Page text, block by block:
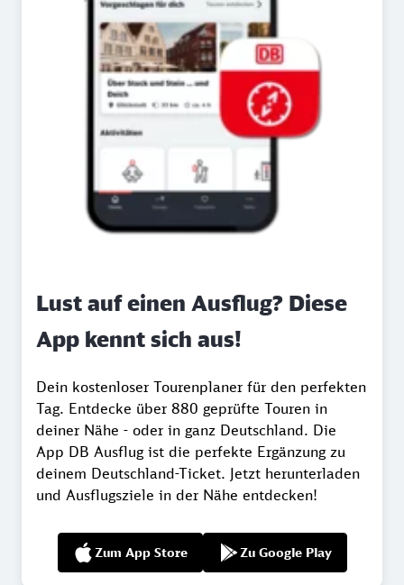
Lust auf einen Ausflug? Diese
App kennt sich aus!
Dein kostenloser Tourenplaner für den perfekten
Tag. Entdecke über 880 geprüfte Touren in
deiner Nähe - oder in ganz Deutschland. Die
App DB Ausflug ist die perfekte Ergänzung zu
deinem Deutschland-Ticket. Jetzt herunterladen
und Ausflugsziele in der Nähe entdecken!
Zum App Store Zu Google Play